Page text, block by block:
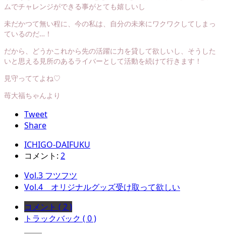
ムでチャレンジができる事がとても嬉しいし
未だかつて無い程に、今の私は、自分の未来にワクワクしてしまっ
ているのだ…！
だから、どうかこれから先の活躍に力を貸して欲しいし、そうした
いと思える見所のあるライバーとして活動を続けて行きます！
見守っててよね♡
苺大福ちゃんより
Tweet
Share
ICHIGO-DAIFUKU
コメント: 2
Vol.3 フツフツ
Vol.4 オリジナルグッズ受け取って欲しい
コメント ( 2 )
トラックバック ( 0 )